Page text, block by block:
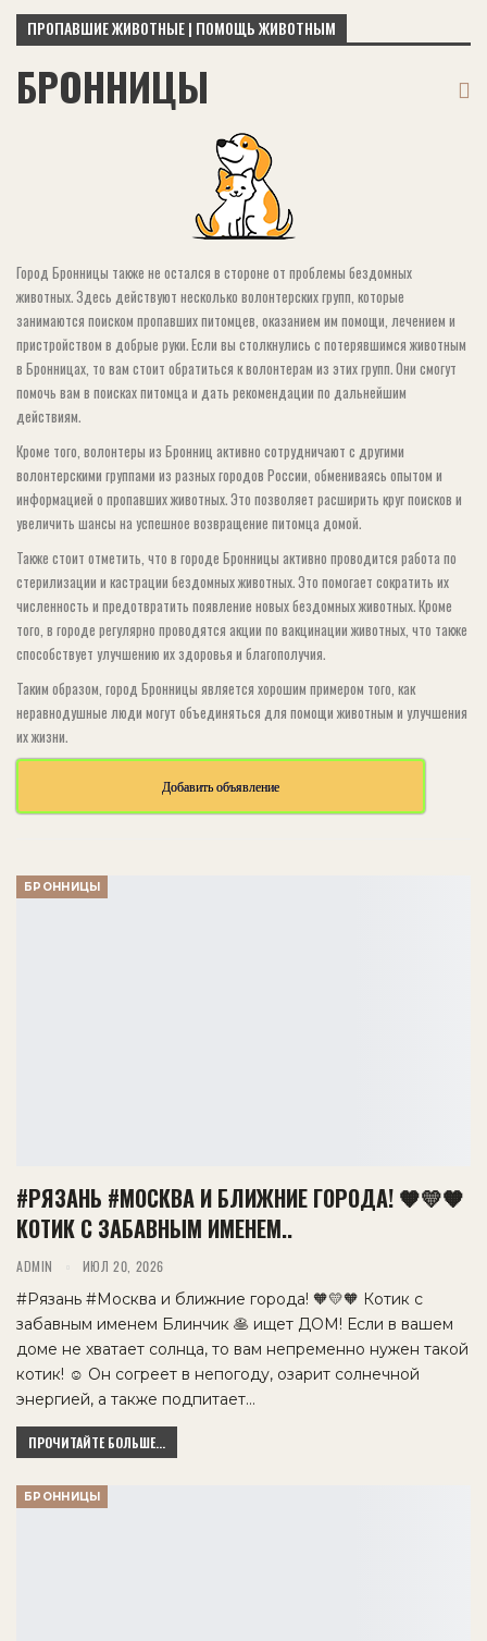
ПРОПАВШИЕ ЖИВОТНЫЕ | ПОМОЩЬ ЖИВОТНЫМ
БРОННИЦЫ
Город Бронницы также не остался в стороне от проблемы бездомных
животных. Здесь действуют несколько волонтерских групп, которые
занимаются поиском пропавших питомцев, оказанием им помощи, лечением и
пристройством в добрые руки. Если вы столкнулись с потерявшимся животным
в Бронницах, то вам стоит обратиться к волонтерам из этих групп. Они смогут
помочь вам в поисках питомца и дать рекомендации по дальнейшим
действиям.
Кроме того, волонтеры из Бронниц активно сотрудничают с другими
волонтерскими группами из разных городов России, обмениваясь опытом и
информацией о пропавших животных. Это позволяет расширить круг поисков и
увеличить шансы на успешное возвращение питомца домой.
Также стоит отметить, что в городе Бронницы активно проводится работа по
стерилизации и кастрации бездомных животных. Это помогает сократить их
численность и предотвратить появление новых бездомных животных. Кроме
того, в городе регулярно проводятся акции по вакцинации животных, что также
способствует улучшению их здоровья и благополучия.
Таким образом, город Бронницы является хорошим примером того, как
неравнодушные люди могут объединяться для помощи животным и улучшения
их жизни.
Добавить объявление
БРОННИЦЫ
#РЯЗАНЬ #МОСКВА И БЛИЖНИЕ ГОРОДА! 🧡💛🧡
КОТИК С ЗАБАВНЫМ ИМЕНЕМ..
ADMIN ИЮЛ 20, 2026
#Рязань #Москва и ближние города! 🧡💛🧡 Котик с
забавным именем Блинчик 🥞 ищет ДОМ! Если в вашем
доме не хватает солнца, то вам непременно нужен такой
котик! ☺️ Он согреет в непогоду, озарит солнечной
энергией, а также подпитает…
ПРОЧИТАЙТЕ БОЛЬШЕ...
БРОННИЦЫ